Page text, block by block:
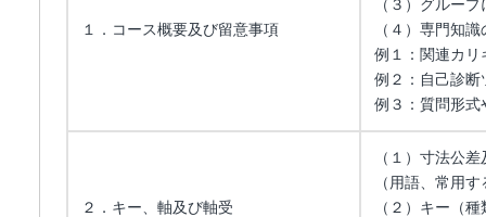
１．コース概要及び留意事項
（３）グルー
（４）専門知
例１：関連カリ
例２：自己診断
例３：質問形式
２．キー、軸及び軸受
（１）寸法公
（用語、常用
（２）キー（